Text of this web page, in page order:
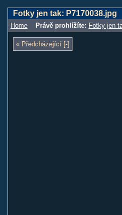
Fotky jen tak: P7170038.jpg
Home Právě prohlížíte: Fotky jen
« Předcházející [-]